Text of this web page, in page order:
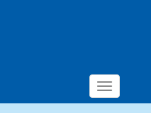
Toggle
navigation